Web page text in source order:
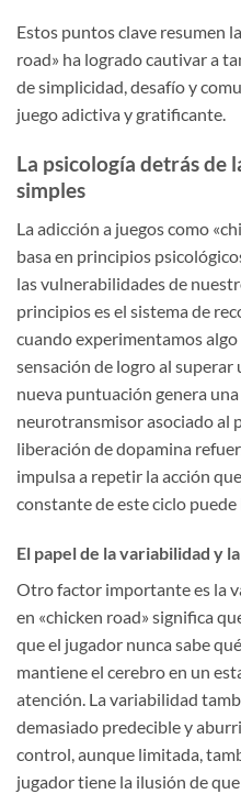
Estos puntos clave resumen
road» ha logrado cautivar a
de simplicidad, desafío y
juego adictiva y gratificante.
La psicología detrás de
simples
La adicción a juegos como
basa en principios
las vulnerabilidades de
principios es el sistema de
cuando experimentamos algo
sensación de logro al
nueva puntuación genera
neurotransmisor asociado al
liberación de dopamina
impulsa a repetir la acción
constante de este ciclo puede
El papel de la variabilidad y
Otro factor importante es la
en «chicken road» significa
que el jugador nunca sabe
mantiene el cerebro en un
atención. La variabilidad
demasiado predecible y
control, aunque limitada,
jugador tiene la ilusión de